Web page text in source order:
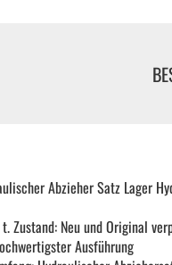
Abzieher Satz Lager
Zustand: Neu und Original
Ausführung